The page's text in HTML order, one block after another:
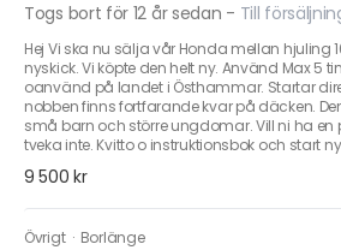
Togs bort för 12 år sedan - Till
Hej Vi ska nu sälja vår Honda mellan hjuling
nyskick. Vi köpte den helt ny. Använd Max 5
oanvänd på landet i Östhammar. Startar
nobben finns fortfarande kvar på däcken.
små barn och större ungdomar. Vill ni ha en
tveka inte. Kvitto o instruktionsbok och start
9 500 kr
Övrigt · Borlänge